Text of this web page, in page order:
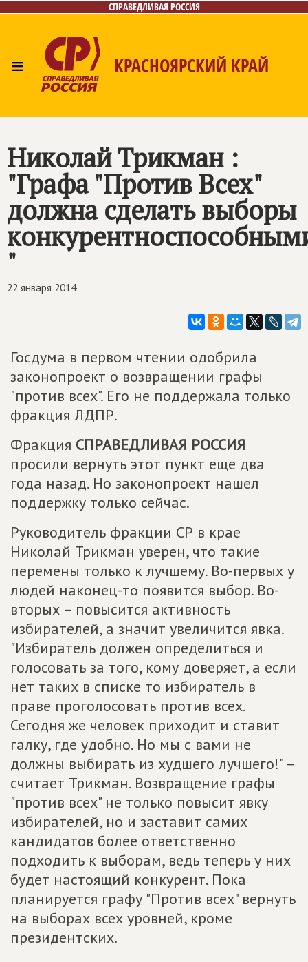
СПРАВЕДЛИВАЯ РОССИЯ
≡ КРАСНОЯРСКИЙ КРАЙ
Контакты
Николай Трикман :
"Графа "Против Всех"
должна сделать выборы
"
22 января 2014
Госдума в первом чтении одобрила
законопроект о возвращении графы
"против всех". Его не поддержала только
фракция ЛДПР.
Фракция СПРАВЕДЛИВАЯ РОССИЯ
просили вернуть этот пункт еще два
года назад. Но законопроект нашел
поддержку только сейчас.
Руководитель фракции СР в крае
Николай Трикман уверен, что такие
перемены только к лучшему. Во-первых у
людей наконец-то появится выбор. Во-
вторых – повысится активность
избирателей, а значит увеличится явка.
"Избиратель должен определиться и
голосовать за того, кому доверяет, а если
нет таких в списке то избиратель в
праве проголосовать против всех.
Сегодня же человек приходит и ставит
галку, где удобно. Но мы с вами не
должны выбирать из худшего лучшего!" –
считает Трикман. Возвращение графы
"против всех" не только повысит явку
избирателей, но и заставит самих
кандидатов более ответственно
подходить к выборам, ведь теперь у них
будет настоящий конкурент. Пока
планируется графу "Против всех" вернуть
на выборах всех уровней, кроме
президентских.